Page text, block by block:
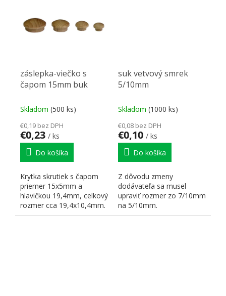
záslepka-viečko s
čapom 15mm buk
Skladom (500 ks)
€0,19 bez DPH
€0,23 / ks
Do košíka
Krytka skrutiek s čapom
priemer 15x5mm a
hlavičkou 19,4mm, celkový
rozmer cca 19,4x10,4mm.
Zaslepovacie krytky -...
suk vetvový smrek
5/10mm
Skladom (1000 ks)
€0,08 bez DPH
€0,10 / ks
Do košíka
Z dôvodu zmeny
dodávateľa sa musel
upraviť rozmer zo 7/10mm
na 5/10mm.